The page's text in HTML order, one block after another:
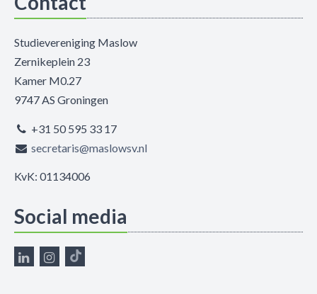
Studievereniging Maslow
Zernikeplein 23
Kamer M0.27
9747 AS Groningen
+31 50 595 33 17
secretaris@maslowsv.nl
KvK: 01134006
Social media